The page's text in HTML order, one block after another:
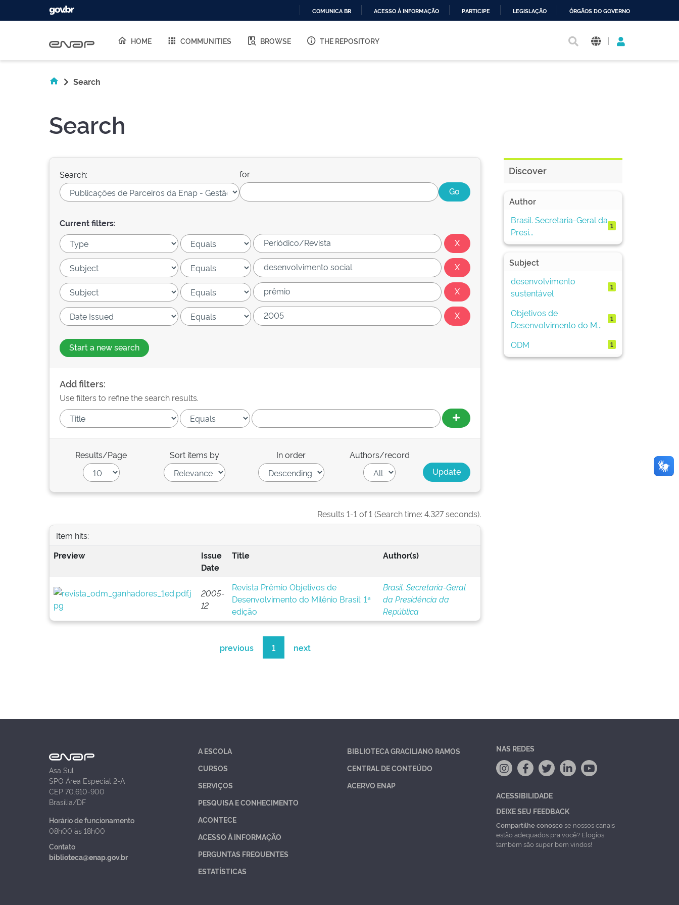
O
COMUNICA BR ACESSO À INFORMAÇÃO PARTICIPE LEGISLAÇÃO ÓRGÃOS DO GOVERNO
HOME COMMUNITIES BROWSE THE REPOSITORY |
Search
Search
Search: for
Current filters:
Start a new search
Add filters:
Use filters to refine the search results.
Results/Page Sort items by In order Authors/record
Results 1-1 of 1 (Search time: 4.327 seconds).
Item hits:
Preview
Issue
Date
Title Author(s)
2005-
12
Revista Prêmio Objetivos de
Desenvolvimento do Milênio Brasil: 1ª
edição
Brasil. Secretaria-Geral
da Presidência da
República
previous 1 next
Discover
Author
Brasil. Secretaria-Geral da
Presi...
1
Subject
desenvolvimento
sustentável
1
Objetivos de
Desenvolvimento do M...
1
ODM 1
Asa Sul
SPO Área Especial 2-A
CEP 70.610-900
Brasília/DF
Horário de funcionamento
08h00 às 18h00
Contato
biblioteca@enap.gov.br
A ESCOLA
CURSOS
SERVIÇOS
PESQUISA E CONHECIMENTO
ACONTECE
ACESSO À INFORMAÇÃO
PERGUNTAS FREQUENTES
ESTATÍSTICAS
BIBLIOTECA GRACILIANO RAMOS
CENTRAL DE CONTEÚDO
ACERVO ENAP
NAS REDES
ACESSIBILIDADE
DEIXE SEU FEEDBACK
Compartilhe conoscose nossos canais
estão adequados pra você? Elogios
também são super bem vindos!